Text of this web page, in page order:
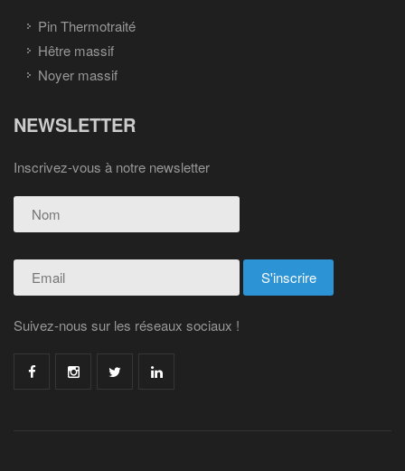
Pin Thermotraité
Hêtre massif
Noyer massif
NEWSLETTER
Inscrivez-vous à notre newsletter
Suivez-nous sur les réseaux sociaux !